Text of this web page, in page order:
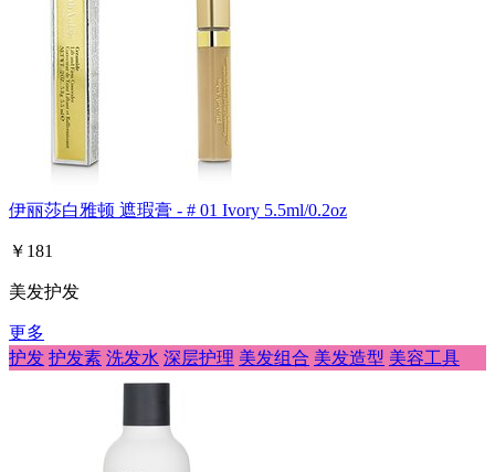
伊丽莎白雅顿 遮瑕膏 - # 01 Ivory 5.5ml/0.2oz
￥181
美发护发
更多
护发 护发素 洗发水 深层护理 美发组合 美发造型 美容工具